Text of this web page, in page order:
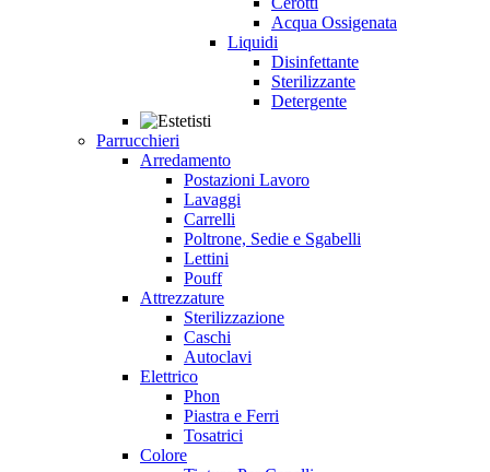
Acqua Ossigenata
Liquidi
Disinfettante
Sterilizzante
Detergente
Parrucchieri
Arredamento
Postazioni Lavoro
Lavaggi
Carrelli
Poltrone, Sedie e Sgabelli
Lettini
Pouff
Attrezzature
Sterilizzazione
Caschi
Autoclavi
Elettrico
Phon
Piastra e Ferri
Tosatrici
Colore